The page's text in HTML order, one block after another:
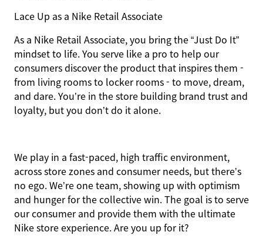
Lace Up as a Nike Retail Associate
As a Nike Retail Associate, you bring the “Just Do It”
mindset to life. You serve like a pro to help our
consumers discover the product that inspires them -
from living rooms to locker rooms - to move, dream,
and dare. You’re in the store building brand trust and
loyalty, but you don’t do it alone.
We play in a fast-paced, high traffic environment,
across store zones and consumer needs, but there’s
no ego. We’re one team, showing up with optimism
and hunger for the collective win. The goal is to serve
our consumer and provide them with the ultimate
Nike store experience. Are you up for it?